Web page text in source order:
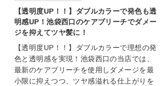
【透明度UP！！】ダブルカラーで発色も透
明感UP！池袋西口のケアブリーチでダメー
ジを抑えてツヤ髪に！
【透明度UP！！】ダブルカラーで理想の発
色と透明感を実現！池袋西口の当店では、
最新のケアブリーチを使用しダメージを最
小限に抑えつつ、ツヤ感溢れる仕上がりを